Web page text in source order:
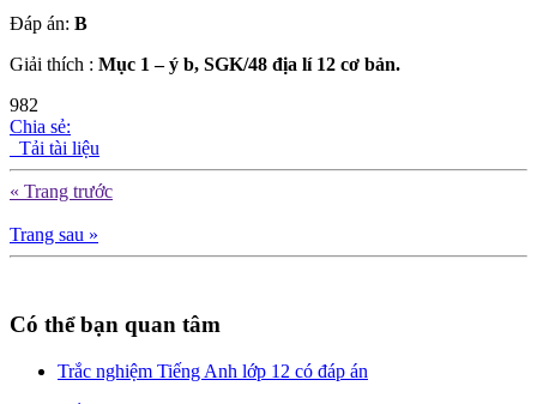
Đáp án: B
Giải thích : Mục 1 – ý b, SGK/48 địa lí 12 cơ bản.
982
Chia sẻ:
Tải tài liệu
« Trang trước
Trang sau »
Có thể bạn quan tâm
Trắc nghiệm Tiếng Anh lớp 12 có đáp án